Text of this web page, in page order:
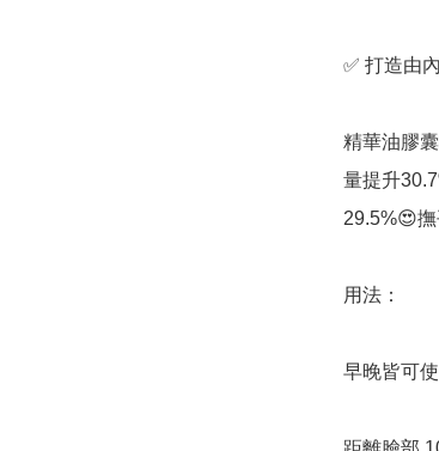
✅️ 打造由
精華油膠
量提升
29.5%😍
用法：
早晚皆可